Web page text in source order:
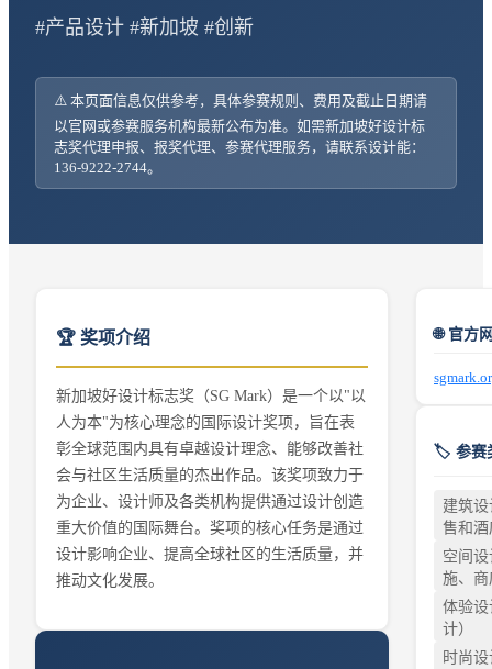
#产品设计 #新加坡 #创新
⚠️ 本页面信息仅供参考，具体参赛规则、费用及截止日期请
以官网或参赛服务机构最新公布为准。如需新加坡好设计标
志奖代理申报、报奖代理、参赛代理服务，请联系设计能：
136-9222-2744。
🏆 奖项介绍
新加坡好设计标志奖（SG Mark）是一个以"以
人为本"为核心理念的国际设计奖项，旨在表
彰全球范围内具有卓越设计理念、能够改善社
会与社区生活质量的杰出作品。该奖项致力于
为企业、设计师及各类机构提供通过设计创造
重大价值的国际舞台。奖项的核心任务是通过
设计影响企业、提高全球社区的生活质量，并
推动文化发展。
🌐 官方
🏷️ 参赛
建筑
售和
空间
施、
体验
计）
时尚